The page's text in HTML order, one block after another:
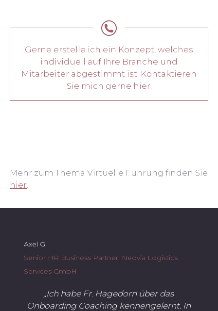
Gerne erstelle ich ein Konzept, welches
individuell auf Ihre Branche und
Mitarbeiter abgestimmt ist. Kontaktieren
Sie mich gerne hier.
Mehr zum Thema Virtuelle Führung finden Sie
hier.
Axel G.
Senior HR Business Partner, Neovia Logistics
Services GmbH
„Ich habe Fr. Hagedorn über das
Onboarding Coaching kennengelernt. In